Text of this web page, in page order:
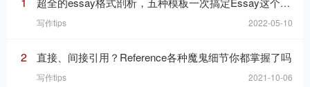
写作tips 2022-05-10
2 直接、间接引用？Reference各种魔鬼细节你都掌握了吗
写作tips 2021-10-06